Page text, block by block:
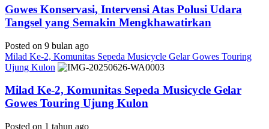
Gowes Konservasi, Intervensi Atas Polusi Udara
Tangsel yang Semakin Mengkhawatirkan
Posted on 9 bulan ago
Milad Ke-2, Komunitas Sepeda Musicycle Gelar Gowes Touring
Ujung Kulon
Milad Ke-2, Komunitas Sepeda Musicycle Gelar
Gowes Touring Ujung Kulon
Posted on 1 tahun ago